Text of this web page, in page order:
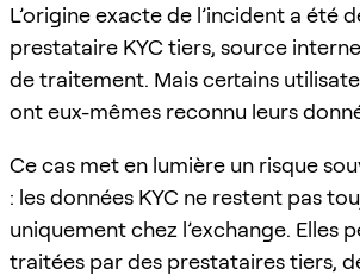
L’origine exacte de l’incident a été
prestataire KYC tiers, source
de traitement. Mais certains
ont eux-mêmes reconnu leurs
Ce cas met en lumière un risque
: les données KYC ne restent pas
uniquement chez l’exchange. Elles
traitées par des prestataires tiers,